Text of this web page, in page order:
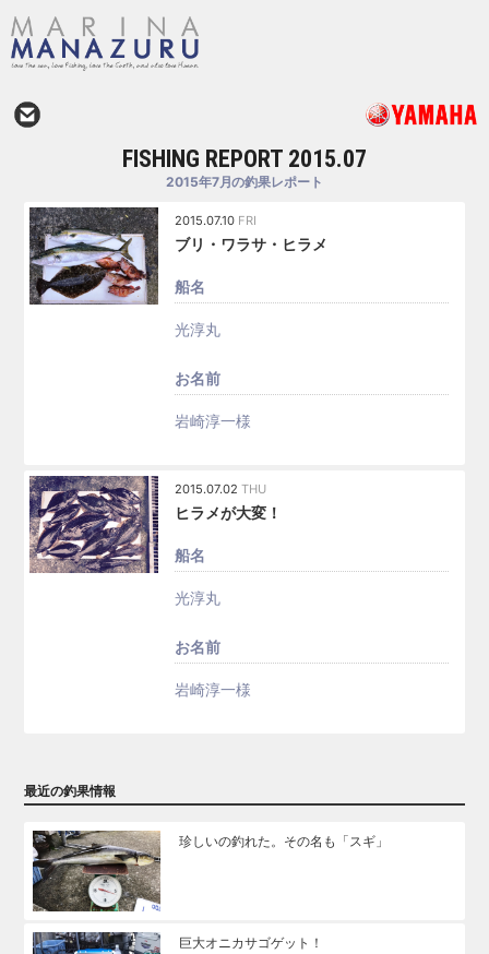
FISHING REPORT 2015.07
2015年7月の釣果レポート
2015.07.10 FRI
ブリ・ワラサ・ヒラメ
船名
光淳丸
お名前
岩崎淳一様
2015.07.02 THU
ヒラメが大変！
船名
光淳丸
お名前
岩崎淳一様
最近の釣果情報
珍しいの釣れた。その名も「スギ」
巨大オニカサゴゲット！